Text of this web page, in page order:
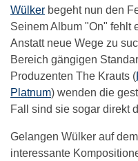
Wülker begeht nun den
Seinem Album "On" fehlt
Anstatt neue Wege zu
Bereich gängigen
Produzenten The Krauts (
Platnum) wenden die
Fall sind sie sogar direkt
Gelangen Wülker auf
interessante